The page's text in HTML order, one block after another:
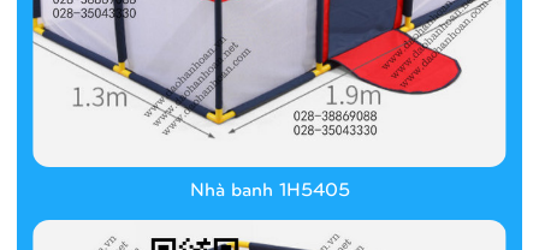
Nhà banh 1H5405